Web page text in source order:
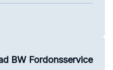
BW Fordonsservice